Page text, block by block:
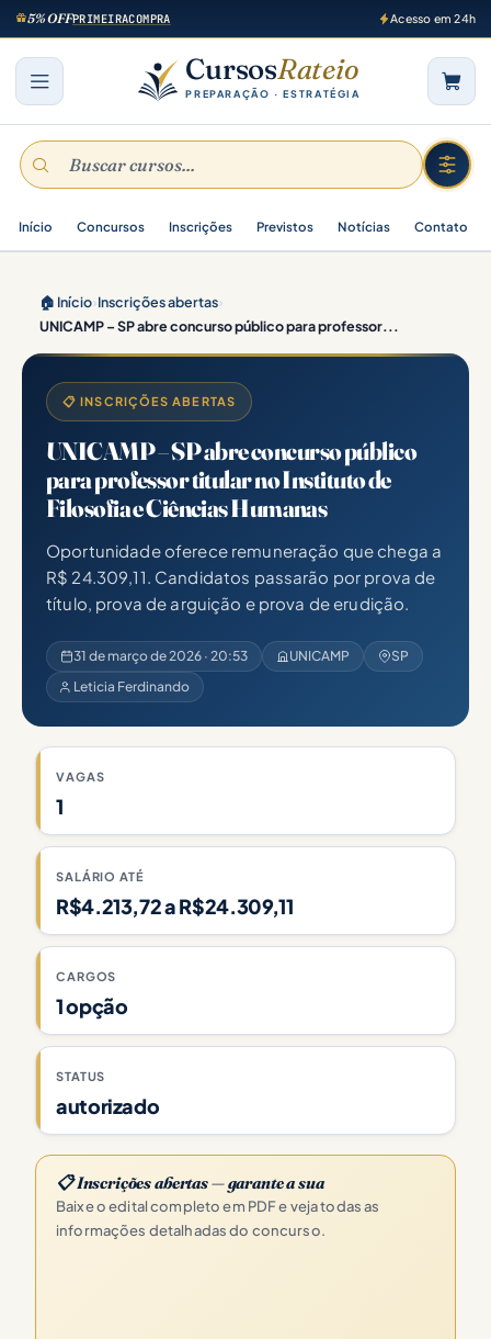
5% OFFPRIMEIRACOMPRA Acesso em 24h
CursosRateio
PREPARAÇÃO · ESTRATÉGIA
Início Concursos Inscrições Previstos Notícias Contato
🏠 Início›Inscrições abertas›
UNICAMP – SP abre concurso público para professor...
📋 INSCRIÇÕES ABERTAS
UNICAMP – SP abre concurso público
para professor titular no Instituto de
Filosofia e Ciências Humanas
Oportunidade oferece remuneração que chega a
R$ 24.309,11. Candidatos passarão por prova de
título, prova de arguição e prova de erudição.
31 de março de 2026 · 20:53 UNICAMP
SP
Leticia Ferdinando
VAGAS
1
SALÁRIO ATÉ
R$4.213,72 a R$24.309,11
CARGOS
1 opção
STATUS
autorizado
📋 Inscrições abertas — garante a sua
Baixe o edital completo em PDF e veja todas as
informações detalhadas do concurso.